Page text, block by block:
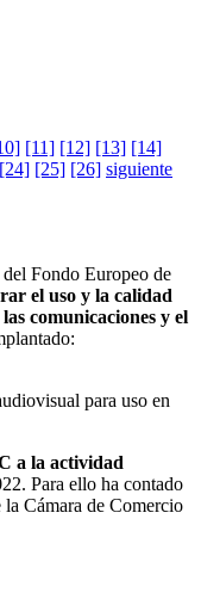
[11] [12] [13] [14]
[24] [25] [26] siguiente
Fondo Europeo de
el uso y la calidad
comunicaciones y el
para uso en
a la actividad
Para ello ha contado
Cámara de Comercio